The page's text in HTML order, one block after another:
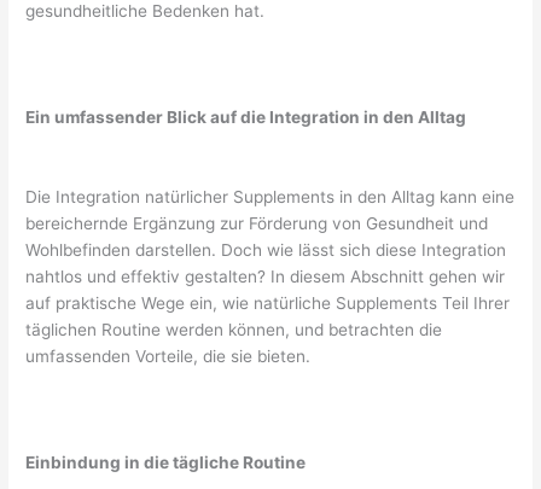
gesundheitliche Bedenken hat.
Ein umfassender Blick auf die Integration in den Alltag
Die Integration natürlicher Supplements in den Alltag kann eine
bereichernde Ergänzung zur Förderung von Gesundheit und
Wohlbefinden darstellen. Doch wie lässt sich diese Integration
nahtlos und effektiv gestalten? In diesem Abschnitt gehen wir
auf praktische Wege ein, wie natürliche Supplements Teil Ihrer
täglichen Routine werden können, und betrachten die
umfassenden Vorteile, die sie bieten.
Einbindung in die tägliche Routine